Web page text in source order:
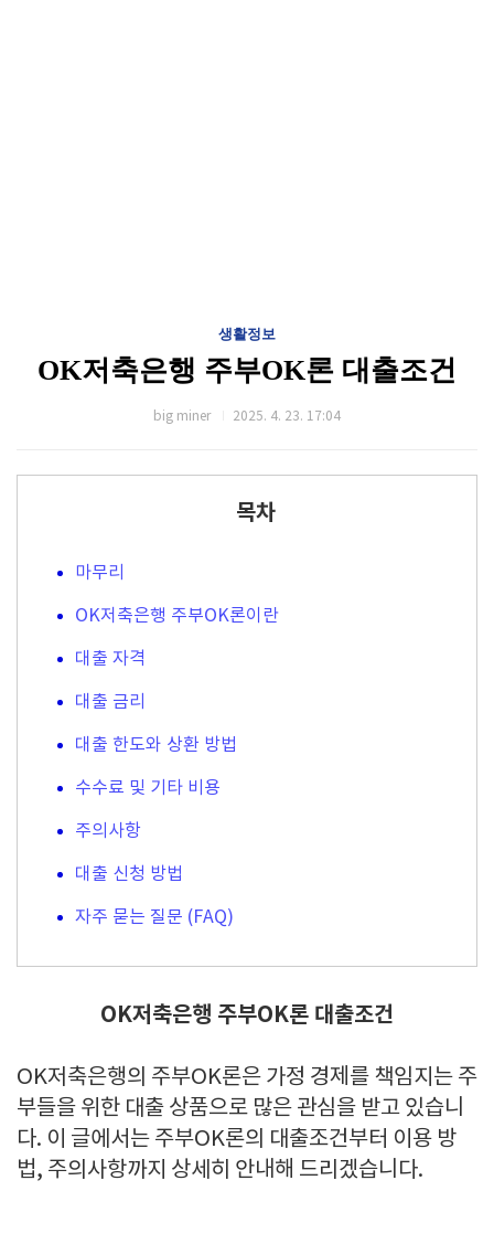
생활정보
OK저축은행 주부OK론 대출조건
big miner 2025. 4. 23. 17:04
목차
마무리
OK저축은행 주부OK론이란
대출 자격
대출 금리
대출 한도와 상환 방법
수수료 및 기타 비용
주의사항
대출 신청 방법
자주 묻는 질문 (FAQ)
OK저축은행 주부OK론 대출조건
OK저축은행의 주부OK론은 가정 경제를 책임지는 주
부들을 위한 대출 상품으로 많은 관심을 받고 있습니
다. 이 글에서는 주부OK론의 대출조건부터 이용 방
법, 주의사항까지 상세히 안내해 드리겠습니다.